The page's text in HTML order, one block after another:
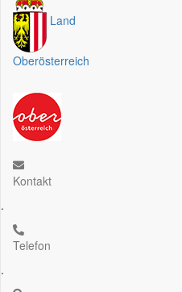
Land
Oberösterreich
Kontakt
.
Telefon
.